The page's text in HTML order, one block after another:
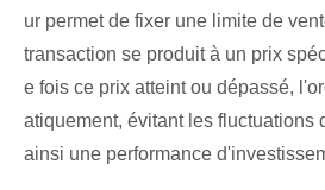
ur permet de fixer une limite de
transaction se produit à un prix
e fois ce prix atteint ou dépassé,
atiquement, évitant les fluctuations
ainsi une performance